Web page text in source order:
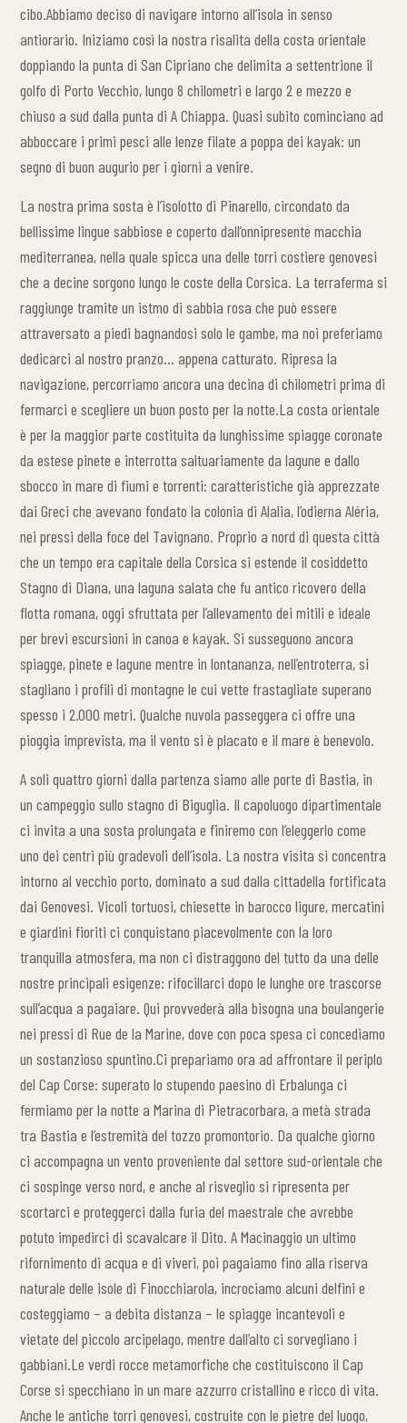
cibo.Abbiamo deciso di navigare intorno all’isola in senso
antiorario. Iniziamo così la nostra risalita della costa orientale
doppiando la punta di San Cipriano che delimita a settentrione il
golfo di Porto Vecchio, lungo 8 chilometri e largo 2 e mezzo e
chiuso a sud dalla punta di A Chiappa. Quasi subito cominciano ad
abboccare i primi pesci alle lenze filate a poppa dei kayak: un
segno di buon augurio per i giorni a venire.
La nostra prima sosta è l’isolotto di Pinarello, circondato da
bellissime lingue sabbiose e coperto dall’onnipresente macchia
mediterranea, nella quale spicca una delle torri costiere genovesi
che a decine sorgono lungo le coste della Corsica. La terraferma si
raggiunge tramite un istmo di sabbia rosa che può essere
attraversato a piedi bagnandosi solo le gambe, ma noi preferiamo
dedicarci al nostro pranzo… appena catturato. Ripresa la
navigazione, percorriamo ancora una decina di chilometri prima di
fermarci e scegliere un buon posto per la notte.La costa orientale
è per la maggior parte costituita da lunghissime spiagge coronate
da estese pinete e interrotta saltuariamente da lagune e dallo
sbocco in mare di fiumi e torrenti: caratteristiche già apprezzate
dai Greci che avevano fondato la colonia di Alalia, l’odierna Aléria,
nei pressi della foce del Tavignano. Proprio a nord di questa città
che un tempo era capitale della Corsica si estende il cosiddetto
Stagno di Diana, una laguna salata che fu antico ricovero della
flotta romana, oggi sfruttata per l’allevamento dei mitili e ideale
per brevi escursioni in canoa e kayak. Si susseguono ancora
spiagge, pinete e lagune mentre in lontananza, nell’entroterra, si
stagliano i profili di montagne le cui vette frastagliate superano
spesso i 2.000 metri. Qualche nuvola passeggera ci offre una
pioggia imprevista, ma il vento si è placato e il mare è benevolo.
A soli quattro giorni dalla partenza siamo alle porte di Bastia, in
un campeggio sullo stagno di Biguglia. Il capoluogo dipartimentale
ci invita a una sosta prolungata e finiremo con l’eleggerlo come
uno dei centri più gradevoli dell’isola. La nostra visita si concentra
intorno al vecchio porto, dominato a sud dalla cittadella fortificata
dai Genovesi. Vicoli tortuosi, chiesette in barocco ligure, mercatini
e giardini fioriti ci conquistano piacevolmente con la loro
tranquilla atmosfera, ma non ci distraggono del tutto da una delle
nostre principali esigenze: rifocillarci dopo le lunghe ore trascorse
sull’acqua a pagaiare. Qui provvederà alla bisogna una boulangerie
nei pressi di Rue de la Marine, dove con poca spesa ci concediamo
un sostanzioso spuntino.Ci prepariamo ora ad affrontare il periplo
del Cap Corse: superato lo stupendo paesino di Erbalunga ci
fermiamo per la notte a Marina di Pietracorbara, a metà strada
tra Bastia e l’estremità del tozzo promontorio. Da qualche giorno
ci accompagna un vento proveniente dal settore sud-orientale che
ci sospinge verso nord, e anche al risveglio si ripresenta per
scortarci e proteggerci dalla furia del maestrale che avrebbe
potuto impedirci di scavalcare il Dito. A Macinaggio un ultimo
rifornimento di acqua e di viveri, poi pagaiamo fino alla riserva
naturale delle isole di Finocchiarola, incrociamo alcuni delfini e
costeggiamo – a debita distanza – le spiagge incantevoli e
vietate del piccolo arcipelago, mentre dall’alto ci sorvegliano i
gabbiani.Le verdi rocce metamorfiche che costituiscono il Cap
Corse si specchiano in un mare azzurro cristallino e ricco di vita.
Anche le antiche torri genovesi, costruite con le pietre del luogo,